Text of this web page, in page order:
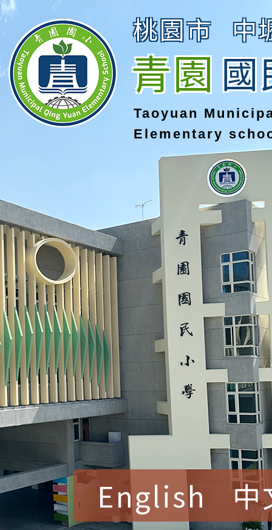
桃園市 中
青園國
Taoyuan
Elementary
English 中
賀！本校參加桃園市中